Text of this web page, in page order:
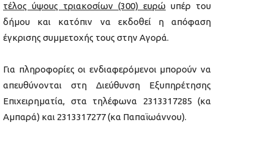
τέλος ύψους τριακοσίων (300) ευρώ υπέρ του
δήμου και κατόπιν να εκδοθεί η απόφαση
έγκρισης συμμετοχής τους στην Αγορά.
Για πληροφορίες οι ενδιαφερόμενοι μπορούν να
απευθύνονται στη Διεύθυνση Εξυπηρέτησης
Επιχειρηματία, στα τηλέφωνα 2313317285 (κα
Αμπαρά) και 2313317277 (κα Παπαϊωάννου).